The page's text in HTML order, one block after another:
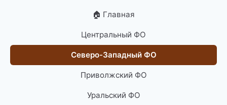
🏠 Главная
Центральный ФО
Северо-Западный ФО
Приволжский ФО
Уральский ФО